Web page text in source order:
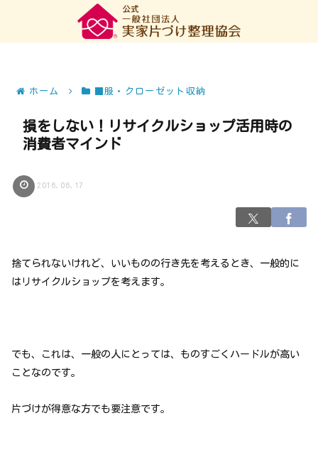
ホーム ■服・クローゼット収納
損をしない！リサイクルショップ活用時の
消費者マインド
2016.06.17
捨てられないけれど、いいものの行き先を考えるとき、一般的に
はリサイクルショップを考えます。
でも、これは、一般の人にとっては、ものすごくハードルが高い
ことなのです。
片づけが得意な方でも要注意です。